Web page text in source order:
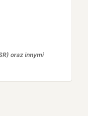
oraz innymi